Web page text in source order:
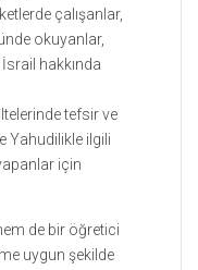
çalışanlar,
okuyanlar,
hakkında
tefsir ve
Yahudilikle ilgili
için
de bir öğretici
uygun şekilde